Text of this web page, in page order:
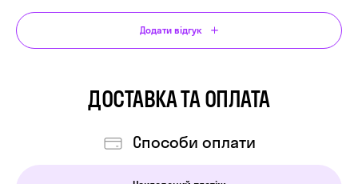
Додати відгук
ДОСТАВКА ТА ОПЛАТА
Cпособи оплати